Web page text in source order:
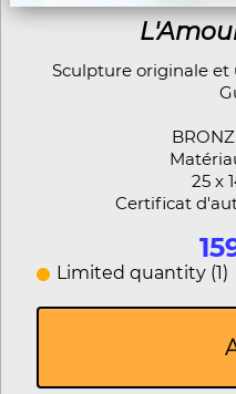
Sculpture originale
25 x
Certificat
Limited quantity (1)